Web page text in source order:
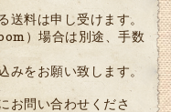
送料は申し受けます。
）場合は別途、手数
みをお願い致します。
お問い合わせくださ